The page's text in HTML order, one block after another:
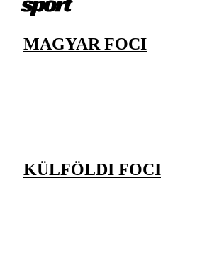
MAGYAR FOCI
KÜLFÖLDI FOCI